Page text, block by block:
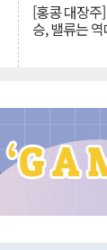
[홍콩 대장
승, 밸류는